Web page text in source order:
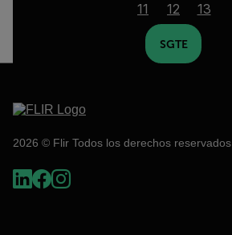
11
12 13
SGTE
2026 © Flir Todos los derechos reservados.